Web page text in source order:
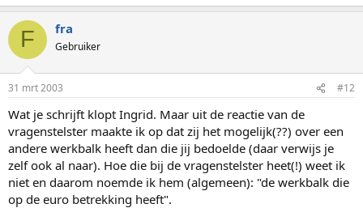
F fra
Gebruiker
31 mrt 2003 #12
Wat je schrijft klopt Ingrid. Maar uit de reactie van de
vragenstelster maakte ik op dat zij het mogelijk(??) over een
andere werkbalk heeft dan die jij bedoelde (daar verwijs je
zelf ook al naar). Hoe die bij de vragenstelster heet(!) weet ik
niet en daarom noemde ik hem (algemeen): "de werkbalk die
op de euro betrekking heeft".